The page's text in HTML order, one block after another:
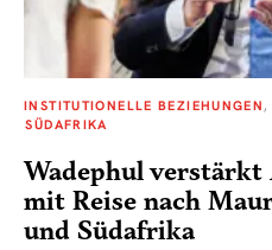
INSTITUTIONELLE BEZIEHUNGEN
SÜDAFRIKA
Wadephul
mit Reise nach
und Südafrika